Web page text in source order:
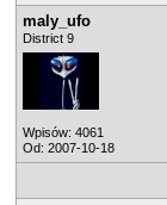
maly_ufo
District 9
Wpisów: 4061
Od: 2007-10-18